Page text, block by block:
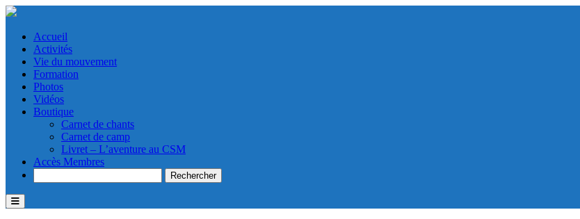
Accueil
Activités
Vie du mouvement
Formation
Photos
Vidéos
Boutique
Carnet de chants
Carnet de camp
Livret – L’aventure au CSM
Accès Membres